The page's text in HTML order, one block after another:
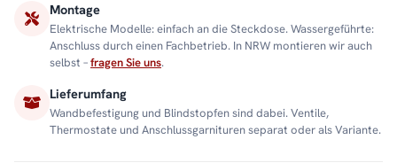
Montage
Elektrische Modelle: einfach an die Steckdose. Wassergeführte:
Anschluss durch einen Fachbetrieb. In NRW montieren wir auch
selbst –fragen Sie uns.
Lieferumfang
Wandbefestigung und Blindstopfen sind dabei. Ventile,
Thermostate und Anschlussgarnituren separat oder als Variante.